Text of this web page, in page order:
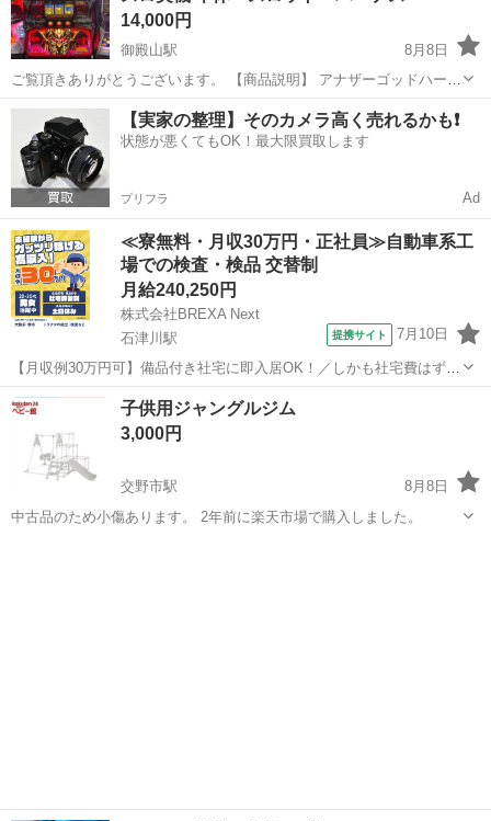
14,000円
御殿山駅
8月8日
ご覧頂きありがとうございます。 【商品説明】 アナザーゴッドハーデ
ス スロット コイン不要機仕様 動作確認済み 到着後の不具合等の責
任は負いかねますので、 ご了承頂ける方のみご購入お願い致します。
擦り傷等御座いますの...
大阪 枚方市 御殿山駅 その他
【実家の整理】そのカメラ高く売れるかも❗️
状態が悪くてもOK！最大限買取します
プリフラ Ad
≪寮無料・月収30万円・正社員≫自動車系工
場での検査・検品 交替制
月給240,250円
株式会社BREXA Next
石津川駅
提携サイト 7月10日
【月収例30万円可】備品付き社宅に即入居OK！／しかも社宅費はずっ
と無料♪／トラクタ本体の製造／資格経験不問★異業種からの転職活躍
中！／赴任旅費会社負担／工場まで無料送迎あり◎《大阪府堺市》 人
気の工場のお仕事 ◇トラクタ...
大阪 堺市 石津川駅 その他
子供用ジャングルジム
3,000円
交野市駅
8月8日
中古品のため小傷あります。 2年前に楽天市場で購入しました。